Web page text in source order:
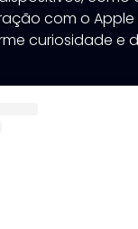
com o Apple
curiosidade e